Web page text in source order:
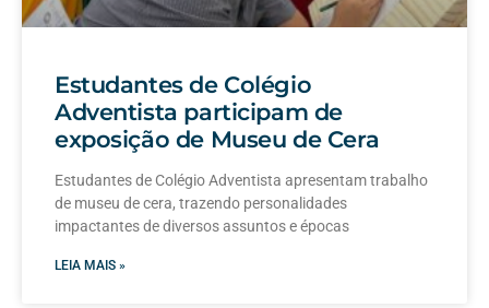
Estudantes de Colégio
Adventista participam de
exposição de Museu de Cera
Estudantes de Colégio Adventista apresentam trabalho
de museu de cera, trazendo personalidades
impactantes de diversos assuntos e épocas
LEIA MAIS »